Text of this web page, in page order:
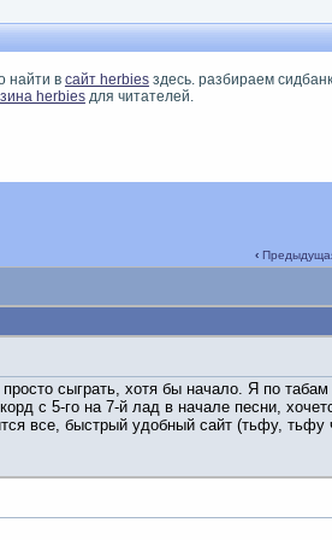
найти в сайт herbiesздесь. разбираем
herbiesдля читателей.
‹
сыграть, хотя бы начало. Я по табам
с 5-го на 7-й лад в начале песни,
все, быстрый удобный сайт (тьфу, тьфу